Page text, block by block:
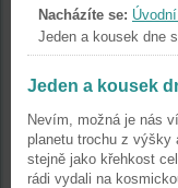
Nacházíte se:
Jeden a kousek dne
Jeden a kousek
Nevím, možná je nás
planetu trochu z výšky
stejně jako křehkost
rádi vydali na